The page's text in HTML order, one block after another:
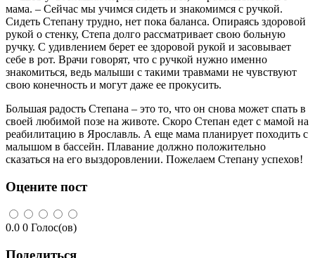
мама. – Сейчас мы учимся сидеть и знакомимся с ручкой.
Сидеть Степану трудно, нет пока баланса. Опираясь здоровой
рукой о стенку, Степа долго рассматривает свою больную
ручку. С удивлением берет ее здоровой рукой и засовывает
себе в рот. Врачи говорят, что с ручкой нужно именно
знакомиться, ведь малыши с такими травмами не чувствуют
свою конечность и могут даже ее прокусить.
Большая радость Степана – это то, что он снова может спать в
своей любимой позе на животе. Скоро Степан едет с мамой на
реабилитацию в Ярославль. А еще мама планирует походить с
малышом в бассейн. Плавание должно положительно
сказаться на его выздоровлении. Пожелаем Степану успехов!
Оцените пост
0.0 0 Голос(ов)
Поделиться